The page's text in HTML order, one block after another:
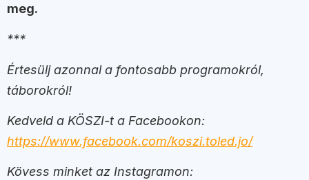
meg.
***
Értesülj azonnal a fontosabb programokról,
táborokról!
Kedveld a KÖSZI-t a Facebookon:
https://www.facebook.com/koszi.toled.jo/
Kövess minket az Instagramon: